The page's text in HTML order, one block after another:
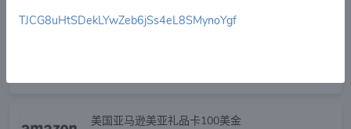
中国亚马逊礼品卡500人民币
美国亚马逊美亚礼品卡100美金
TJCG8uHtSDekLYwZeb6jSs4eL8SMynoYgf